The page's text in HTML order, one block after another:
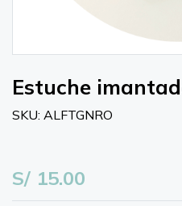
Estuche
SKU: ALFTGNRO
S/ 15.00